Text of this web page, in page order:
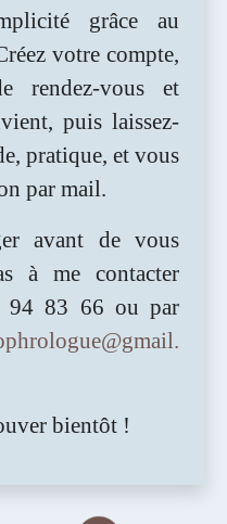
grâce au
votre compte,
rendez-vous et
puis laissez-
pratique, et vous
par mail.
avant de vous
à me contacter
94 83 66 ou par
bientôt !